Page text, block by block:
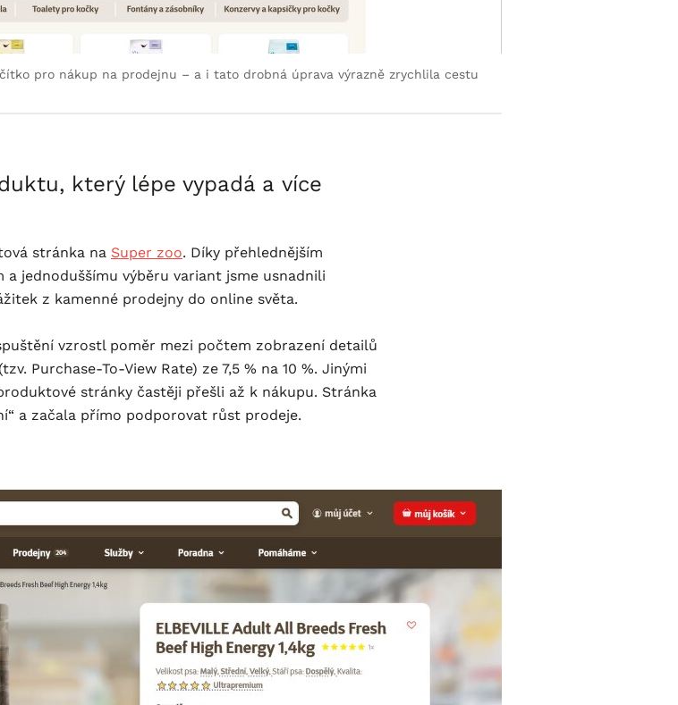
pro nákup na prodejnu – a i tato drobná úprava výrazně zrychlila cestu
který lépe vypadá a více
stránka na Super zoo. Díky přehlednějším
jednoduššímu výběru variant jsme usnadnili
z kamenné prodejny do online světa.
vzrostl poměr mezi počtem zobrazení detailů
Purchase-To-View Rate) ze 7,5 % na 10 %. Jinými
stránky častěji přešli až k nákupu. Stránka
a začala přímo podporovat růst prodeje.